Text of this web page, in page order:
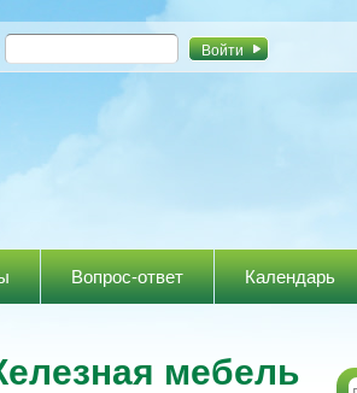
Перейти к
содержанию
Вопрос-ответ Календарь
мебель